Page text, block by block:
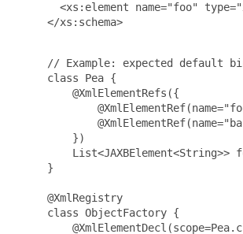
<xs:element name="foo"
     </xs:schema>
// Example: expected default
     class Pea {
         @XmlElementRefs({
         })
List<JAXBElement<String>>
     }
     @XmlRegistry
     class ObjectFactory {